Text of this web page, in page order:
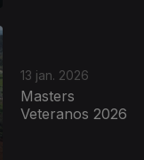
13 jan. 2026
Masters
Veteranos 2026